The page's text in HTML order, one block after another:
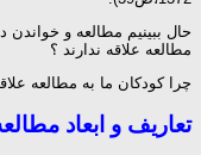
حال ببینیم مطالعه و
مطالعه علاقه ندارند ؟
چرا کودکان ما به مطالعه
تعاریف و ابعاد